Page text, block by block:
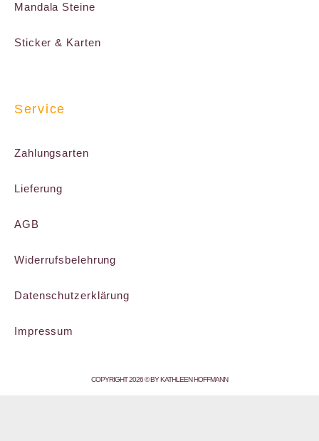
Mandala Steine
Sticker & Karten
Service
Zahlungsarten
Lieferung
AGB
Widerrufsbelehrung
Datenschutzerklärung
Impressum
COPYRIGHT 2026 © BY KATHLEEN HOFFMANN